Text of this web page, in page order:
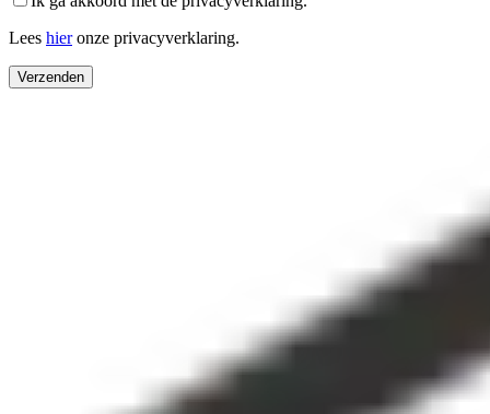
Lees hieronze privacyverklaring.
Verzenden